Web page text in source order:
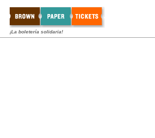
¡La boletería solidaria!